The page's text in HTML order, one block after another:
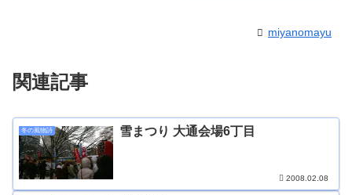
miyanomayu
関連記事
冬の風物詩 雪まつり 大通会場6丁目
2008.02.08